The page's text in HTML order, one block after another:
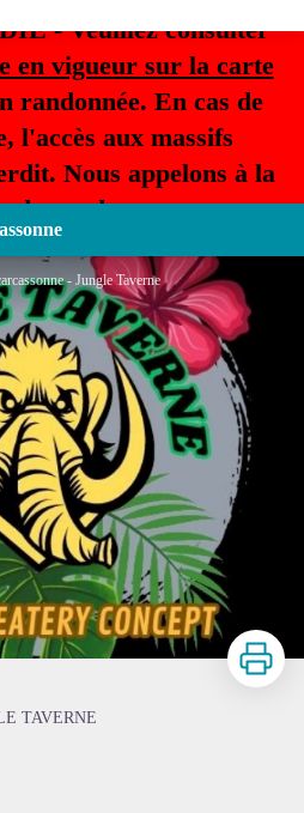
- Veuillez consulter
en vigueur sur la carte
randonnée. En cas de
l'accès aux massifs
Nous appelons à la
prudence.
- Jungle Taverne
Imprimer
TAVERNE